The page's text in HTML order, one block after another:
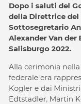
Dopo i saluti del
della Direttrice del
Sottosegretario
Alexander Van
Salisburgo 2022.
Alla cerimonia
federale era
Kogler e dai
Edtstadler, Martin